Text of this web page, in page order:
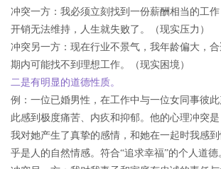
冲突一方：我必须立刻找到一份薪酬相当的工
开销无法维持，人生就失败了。（现实压力）
冲突另一方：现在行业不景气，我年龄偏大，
期内可能找不到理想工作。（现实困境）
二是有明显的道德性质。
例：一位已婚男性，在工作中与一位女同事彼
此感到极度痛苦、内疚和抑郁。他的心理冲突是
我对她产生了真挚的感情，和她在一起时我感
乎是人的自然情感。符合“追求幸福”的个人道德